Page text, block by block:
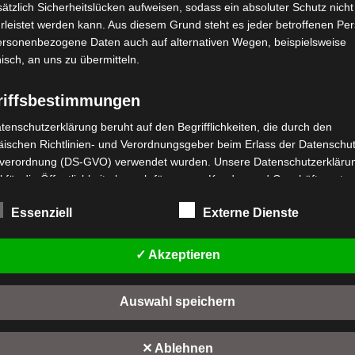
Versand
VORDERER
Kostenloser Versand
VB2 KURBELARMSET
0
IN DEN WARENKORB
VB2
Sicherheitslücken aufweisen, sodass ein absoluter Schutz nicht
werden kann. Aus diesem Grund steht es jeder betroffenen
Daten auch auf alternativen Wegen, beispielsweise
an uns zu übermitteln.
beruht auf den Begrifflichkeiten, die durch den
Richtlinien- und Verordnungsgeber beim Erlass der
(DS-GVO) verwendet wurden. Unsere
für die Öffentlichkeit als auch für unsere Kunden und Geschäftspartner
Begrifflichkeiten erläutern.
in dieser Datenschutzerklärung unter anderem die folgenden
a) personenbezogene Daten
Personenbezogene Daten sind alle Informationen, die sich auf eine
"betroffene Person") beziehen. Als identifizierbar wird eine natürliche
Essenziell Externe Dienste
✓ Akzeptieren
Auswahl speichern
✕ Ablehnen